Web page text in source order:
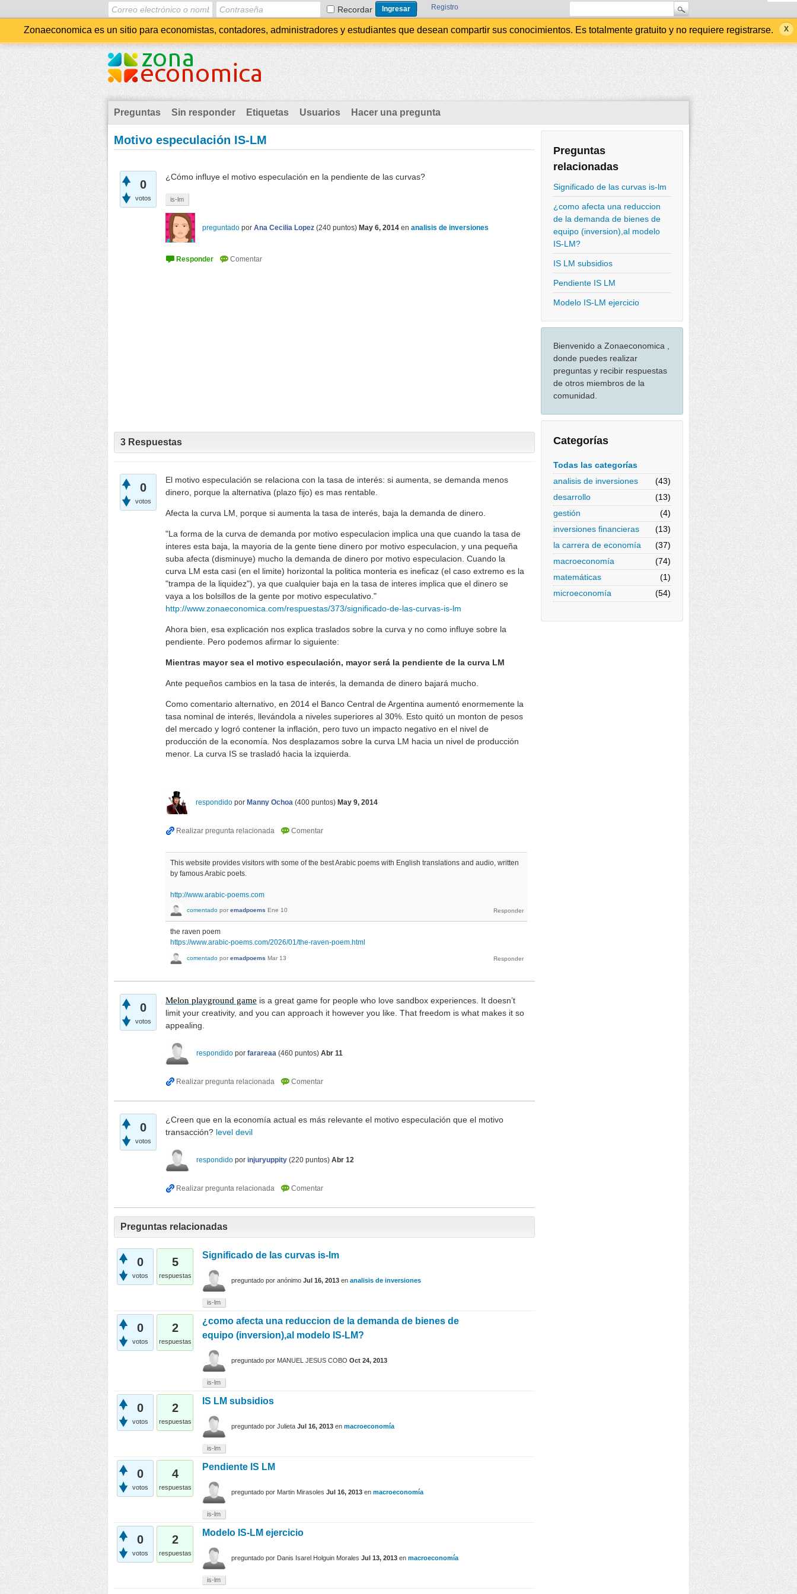
Recordar Registro
Zonaeconomica es un sitio para economistas, contadores, administradores y estudiantes que desean compartir sus conocimientos. Es totalmente gratuito y no requiere registrarse.
Preguntas Sin responder Etiquetas Usuarios Hacer una pregunta
Preguntas
relacionadas
Significado de las curvas is-lm
¿como afecta una reduccion
de la demanda de bienes de
equipo (inversion),al modelo
IS-LM?
IS LM subsidios
Pendiente IS LM
Modelo IS-LM ejercicio
Bienvenido a Zonaeconomica ,
donde puedes realizar
preguntas y recibir respuestas
de otros miembros de la
comunidad.
Categorías
Todas las categorías
analisis de inversiones
(43)
desarrollo
(13)
gestión
(4)
inversiones financieras
(13)
la carrera de economía
(37)
macroeconomía
(74)
matemáticas
(1)
microeconomía
(54)
Motivo especulación IS-LM
0
votos
¿Cómo influye el motivo especulación en la pendiente de las curvas?
is-lm
preguntado por Ana Cecilia Lopez (240 puntos) May 6, 2014 en analisis de inversiones
3 Respuestas
0
votos
El motivo especulación se relaciona con la tasa de interés: si aumenta, se demanda menos
dinero, porque la alternativa (plazo fijo) es mas rentable.
Afecta la curva LM, porque si aumenta la tasa de interés, baja la demanda de dinero.
"La forma de la curva de demanda por motivo especulacion implica una que cuando la tasa de
interes esta baja, la mayoria de la gente tiene dinero por motivo especulacion, y una pequeña
suba afecta (disminuye) mucho la demanda de dinero por motivo especulacion. Cuando la
curva LM esta casi (en el limite) horizontal la politica monteria es ineficaz (el caso extremo es la
"trampa de la liquidez"), ya que cualquier baja en la tasa de interes implica que el dinero se
vaya a los bolsillos de la gente por motivo especulativo."
http://www.zonaeconomica.com/respuestas/373/significado-de-las-curvas-is-lm
Ahora bien, esa explicación nos explica traslados sobre la curva y no como influye sobre la
pendiente. Pero podemos afirmar lo siguiente:
Mientras mayor sea el motivo especulación, mayor será la pendiente de la curva LM
Ante pequeños cambios en la tasa de interés, la demanda de dinero bajará mucho.
Como comentario alternativo, en 2014 el Banco Central de Argentina aumentó enormemente la
tasa nominal de interés, llevándola a niveles superiores al 30%. Esto quitó un monton de pesos
del mercado y logró contener la inflación, pero tuvo un impacto negativo en el nivel de
producción de la economía. Nos desplazamos sobre la curva LM hacia un nivel de producción
menor. La curva IS se trasladó hacia la izquierda.
respondido por Manny Ochoa (400 puntos) May 9, 2014
This website provides visitors with some of the best Arabic poems with English translations and audio, written
by famous Arabic poets.
http://www.arabic-poems.com
comentado por emadpoems Ene 10
the raven poem
https://www.arabic-poems.com/2026/01/the-raven-poem.html
comentado por emadpoems Mar 13
0
votos
Melon playground game is a great game for people who love sandbox experiences. It doesn’t
limit your creativity, and you can approach it however you like. That freedom is what makes it so
appealing.
respondido por farareaa (460 puntos) Abr 11
0
votos
¿Creen que en la economía actual es más relevante el motivo especulación que el motivo
transacción? level devil
respondido por injuryuppity (220 puntos) Abr 12
Preguntas relacionadas
0
votos
5
respuestas
Significado de las curvas is-lm
preguntado por anónimo Jul 16, 2013 en analisis de inversiones
is-lm
0
votos
2
respuestas
¿como afecta una reduccion de la demanda de bienes de
equipo (inversion),al modelo IS-LM?
preguntado por MANUEL JESUS COBO Oct 24, 2013
is-lm
0
votos
2
respuestas
IS LM subsidios
preguntado por Julieta Jul 16, 2013 en macroeconomía
is-lm
0
votos
4
respuestas
Pendiente IS LM
preguntado por Martin Mirasoles Jul 16, 2013 en macroeconomía
is-lm
0
votos
2
respuestas
Modelo IS-LM ejercicio
preguntado por Danis Isarel Holguin Morales Jul 13, 2013 en macroeconomía
is-lm